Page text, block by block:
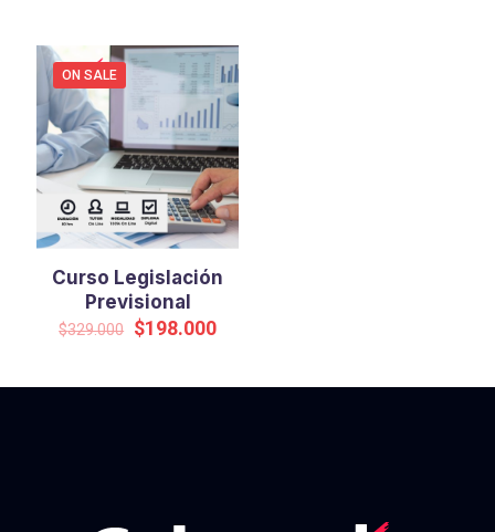
$311.600.$176.000.
ON SALE
Curso Legislación
Previsional
$329.000 Original
$329.000.
$198.000Current
$198.000.